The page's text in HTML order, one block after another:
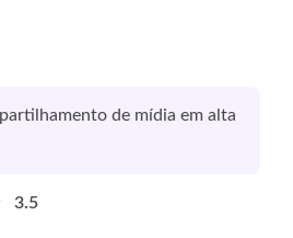
de mídia em alta
3.5